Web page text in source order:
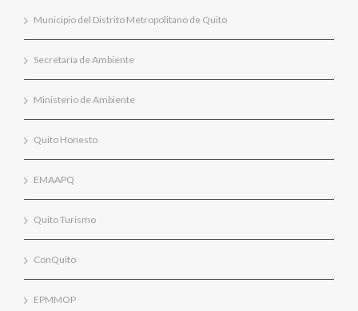
Municipio del Distrito Metropolitano de Quito
Secretaría de Ambiente
Ministerio de Ambiente
Quito Honesto
EMAAPQ
Quito Turismo
ConQuito
EPMMOP